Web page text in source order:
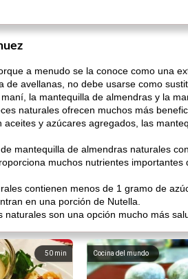
a menudo se la conoce como una
avellanas, no debe usarse como
la mantequilla de almendras y la
naturales ofrecen muchos más
y azúcares agregados, las
mantequilla de almendras naturales
muchos nutrientes
contienen menos de 1 gramo de
en una porción de Nutella.
son una opción mucho más
50 min Cocina del mundo